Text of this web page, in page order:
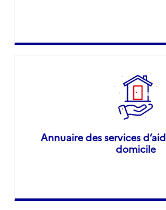
Annuaire des services
domicile